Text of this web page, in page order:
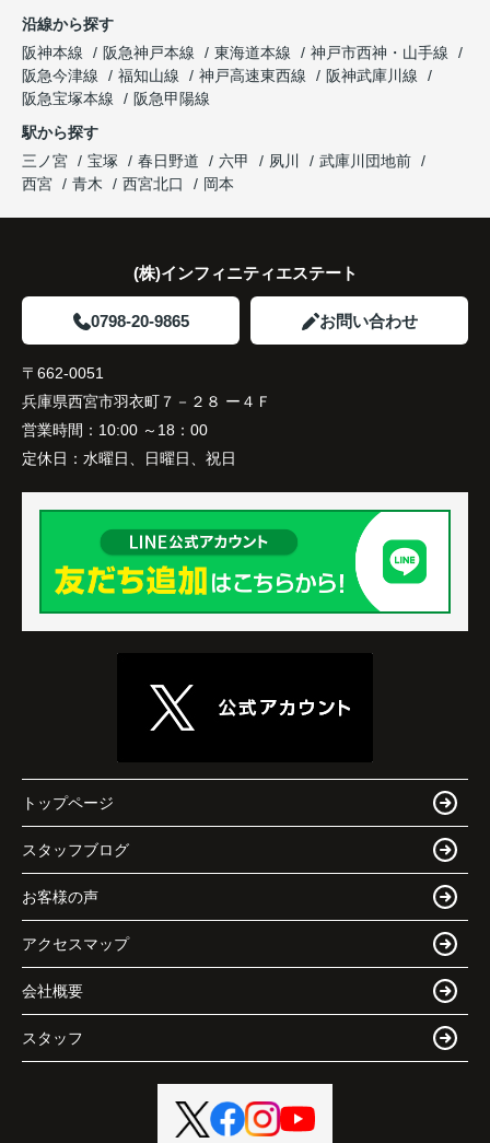
した。
購入されたご家族は、
と大変喜ばれ、この住まいを選ばれました。
住み替え後は家族それぞれの通勤・通学時間が短く
家族全員にとって、将来を見据えた良い選択だった
沿線から探す
阪神本線
阪急神戸本線 東海道本線
神戸市西神・山手線
阪急今津線
福知山線 神戸高速東西線
阪神武庫川線
阪急宝塚本線
阪急甲陽線
駅から探す
三ノ宮
宝塚 春日野道 六甲 夙川
武庫川団地前
西宮
青木 西宮北口 岡本
(株)インフィニティエステート
0798-20-9865 お問い合わせ
〒662-0051
兵庫県西宮市羽衣町７－２８ ー４Ｆ
営業時間： 10:00 ～18：00
定休日： 水曜日、日曜日、祝日
トップページ
スタッフブログ
お客様の声
アクセスマップ
会社概要
スタッフ